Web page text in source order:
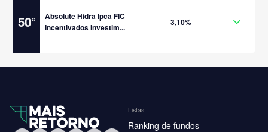
50°
Absolute Hidra Ipca FIC
Incentivados Investim...
3,10%
Listas
Ranking de fundos